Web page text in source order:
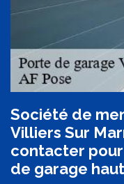
Société de
Villiers Sur
contacter
de garage